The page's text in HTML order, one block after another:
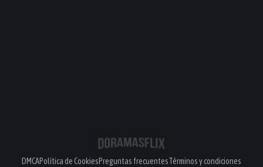
DMCAPolítica de CookiesPreguntas frecuentesTérminos y condiciones